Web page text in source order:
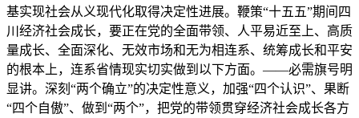
基实现社会从义现代化取得决定性进展。鞭策“十五五”期间四
川经济社会成长，要正在党的全面带领、人平易近至上、高质
量成长、全面深化、无效市场和无为相连系、统筹成长和平安
的根本上，连系省情现实切实做到以下方面。——必需旗号明
显讲。深刻“两个确立”的决定性意义，加强“四个认识”、果断
“四个自傲”、做到“两个”，把党的带领贯穿经济社会成长各方